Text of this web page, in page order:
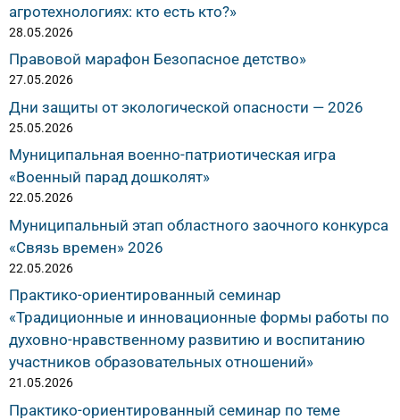
агротехнологиях: кто есть кто?»
28.05.2026
Правовой марафон Безопасное детство»
27.05.2026
Дни защиты от экологической опасности — 2026
25.05.2026
Муниципальная военно-патриотическая игра
«Военный парад дошколят»
22.05.2026
Муниципальный этап областного заочного конкурса
«Связь времен» 2026
22.05.2026
Практико-ориентированный семинар
«Традиционные и инновационные формы работы по
духовно-нравственному развитию и воспитанию
участников образовательных отношений»
21.05.2026
Практико-ориентированный семинар по теме